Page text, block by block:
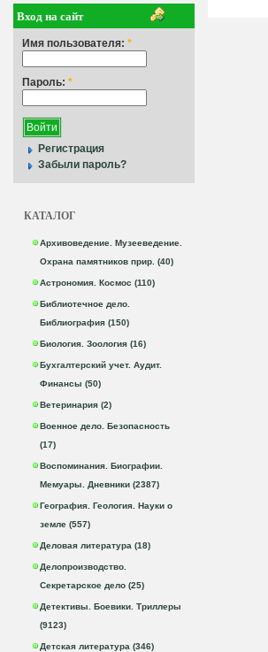
Вход на сайт
Имя пользователя: *
Пароль: *
Регистрация
Забыли пароль?
КАТАЛОГ
Архивоведение. Музееведение.
Охрана памятников прир. (40)
Астрономия. Космос (110)
Библиотечное дело.
Библиография (150)
Биология. Зоология (16)
Бухгалтерский учет. Аудит.
Финансы (50)
Ветеринария (2)
Военное дело. Безопасность
(17)
Воспоминания. Биографии.
Мемуары. Дневники (2387)
География. Геология. Науки о
земле (557)
Деловая литература (18)
Делопроизводство.
Секретарское дело (25)
Детективы. Боевики. Триллеры
(9123)
Детская литература (346)